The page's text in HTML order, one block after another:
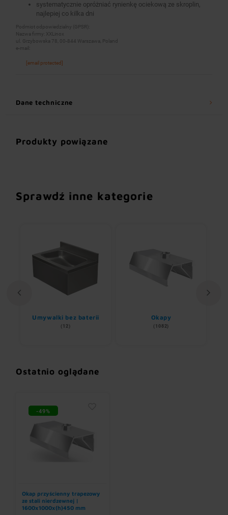
systematycznie opróżniać rynienkę ociekową ze skroplin,
najlepiej co kilka dni
Podmiot odpowiedzialny (GPSR):
Nazwa firmy: XXLinox
ul. Grzybowska 78, 00-844 Warszawa, Poland
e-mail:
[email protected]
Dane techniczne
Produkty powiązane
Sprawdź inne kategorie
Umywalki bez baterii
(12)
Okapy
(1082)
Ostatnio oglądane
-49%
Okap przyścienny trapezowy
ze stali nierdzewnej |
1600x1000x(h)450 mm